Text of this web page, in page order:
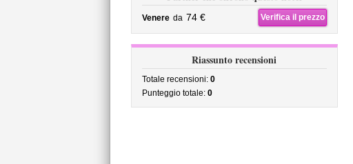
Venere da 74 € Verifica il prezzo
Riassunto recensioni
Totale recensioni: 0
Punteggio totale: 0